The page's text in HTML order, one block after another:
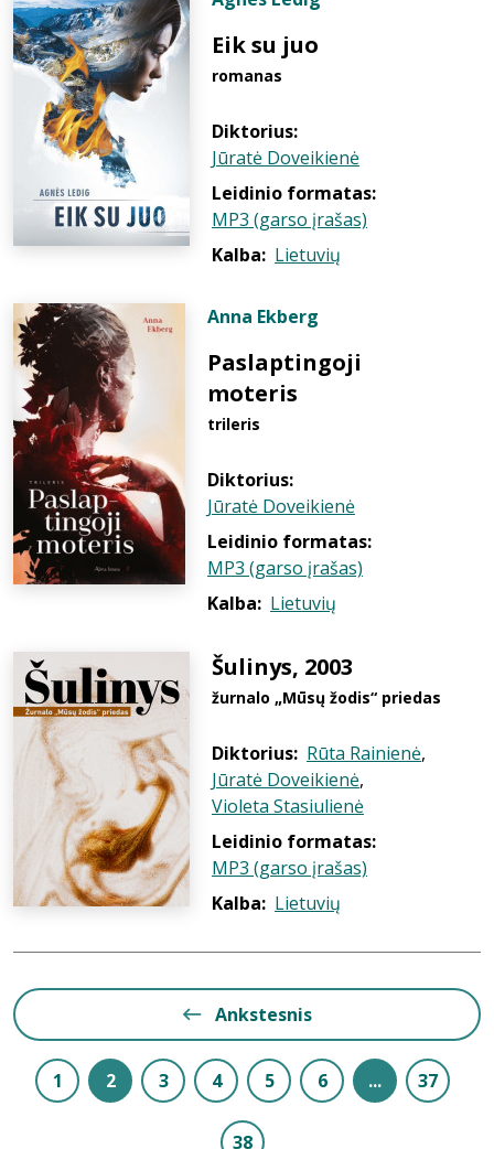
Eik su juo
romanas
Diktorius:
Jūratė Doveikienė
Leidinio formatas:
MP3 (garso įrašas)
Kalba: Lietuvių
Anna Ekberg
Paslaptingoji
moteris
trileris
Diktorius:
Jūratė Doveikienė
Leidinio formatas:
MP3 (garso įrašas)
Kalba: Lietuvių
Šulinys, 2003
žurnalo „Mūsų žodis“ priedas
Diktorius: Rūta Rainienė,
Jūratė Doveikienė,
Violeta Stasiulienė
Leidinio formatas:
MP3 (garso įrašas)
Kalba: Lietuvių
Ankstesnis
1 2 3 4 5 6 ... 37
38